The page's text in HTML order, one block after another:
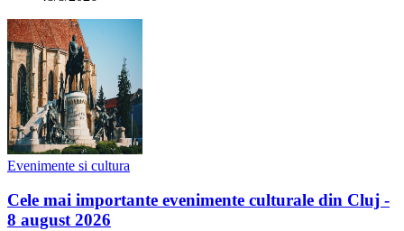
Evenimente si cultura
Cele mai importante evenimente culturale din Cluj -
8 august 2026